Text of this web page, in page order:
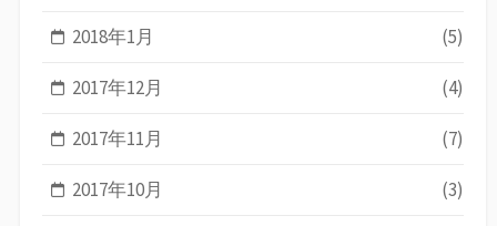
2018年1月 (5)
2017年12月 (4)
2017年11月 (7)
2017年10月 (3)